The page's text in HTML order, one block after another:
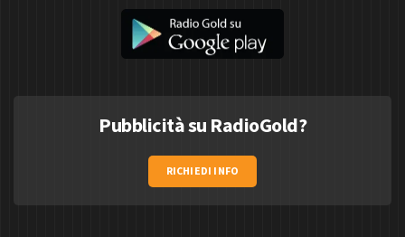
Pubblicità su RadioGold?
RICHIEDI INFO